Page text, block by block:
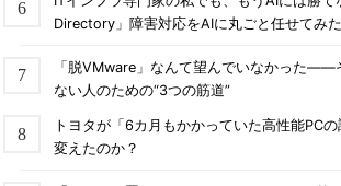
Directory」障害対応をAIに丸ごと任せてみ
「脱VMware」なんて望んでいなかった――
ない人のための“3つの筋道”
トヨタが「6カ月もかかっていた高性能PC
変えたのか？